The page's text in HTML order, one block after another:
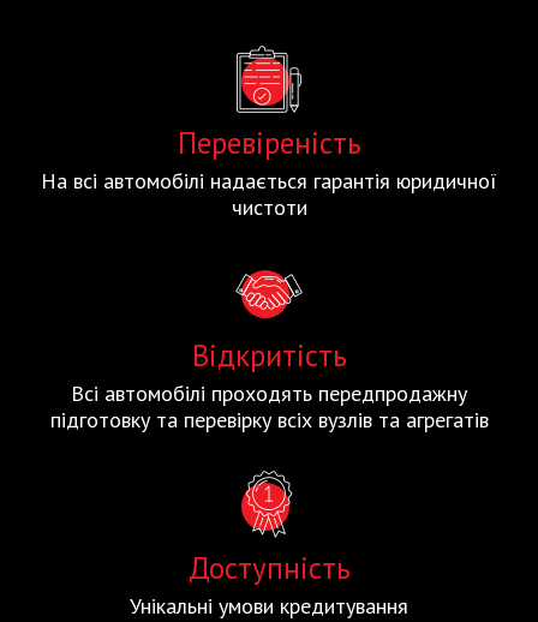
Перевіреність
На всі автомобілі надається гарантія юридичної
чистоти
Відкритість
Всі автомобілі проходять передпродажну
підготовку та перевірку всіх вузлів та агрегатів
Доступність
Унікальні умови кредитування